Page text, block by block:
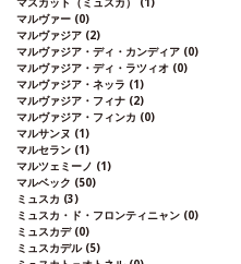
マルヴァー (0)
マルヴァジア (2)
マルヴァジア・ディ・カンディア (0)
マルヴァジア・ディ・ラツィオ (0)
マルヴァジア・ネッラ (1)
マルヴァジア・フィナ (2)
マルヴァジア・フィンカ (0)
マルサンヌ (1)
マルセラン (1)
マルツェミーノ (1)
マルベック (50)
ミュスカ (3)
ミュスカ・ド・フロンティニャン (0)
ミュスカデ (0)
ミュスカデル (5)